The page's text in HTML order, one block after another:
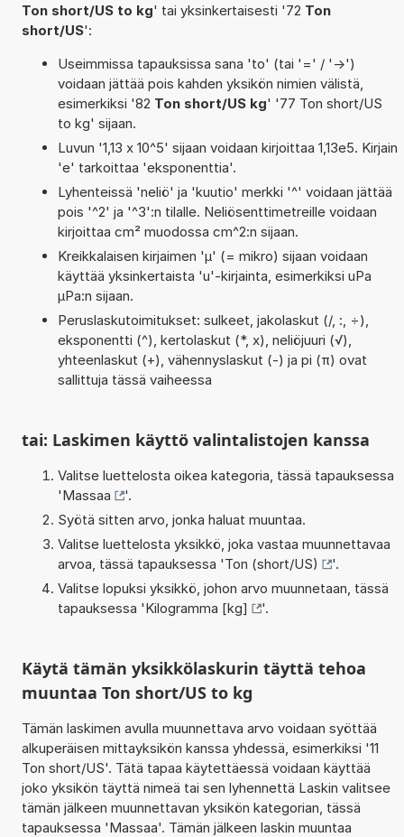
Ton short/US to kg' tai yksinkertaisesti '72 Ton
short/US':
Useimmissa tapauksissa sana 'to' (tai '=' / '->')
voidaan jättää pois kahden yksikön nimien välistä,
esimerkiksi '82 Ton short/US kg' '77 Ton short/US
to kg' sijaan.
Luvun '1,13 x 10^5' sijaan voidaan kirjoittaa 1,13e5. Kirjain
'e' tarkoittaa 'eksponenttia'.
Lyhenteissä 'neliö' ja 'kuutio' merkki '^' voidaan jättää
pois '^2' ja '^3':n tilalle. Neliösenttimetreille voidaan
kirjoittaa cm² muodossa cm^2:n sijaan.
Kreikkalaisen kirjaimen 'µ' (= mikro) sijaan voidaan
käyttää yksinkertaista 'u'-kirjainta, esimerkiksi uPa
µPa:n sijaan.
Peruslaskutoimitukset: sulkeet, jakolaskut (/, :, ÷),
eksponentti (^), kertolaskut (*, x), neliöjuuri (√),
yhteenlaskut (+), vähennyslaskut (-) ja pi (π) ovat
sallittuja tässä vaiheessa
tai: Laskimen käyttö valintalistojen kanssa
Valitse luettelosta oikea kategoria, tässä tapauksessa
'Massaa
'.
Syötä sitten arvo, jonka haluat muuntaa.
Valitse luettelosta yksikkö, joka vastaa muunnettavaa
arvoa, tässä tapauksessa 'Ton (short/US)
'.
Valitse lopuksi yksikkö, johon arvo muunnetaan, tässä
tapauksessa 'Kilogramma [kg] '.
Käytä tämän yksikkölaskurin täyttä tehoa
muuntaa Ton short/US to kg
Tämän laskimen avulla muunnettava arvo voidaan syöttää
alkuperäisen mittayksikön kanssa yhdessä, esimerkiksi '11
Ton short/US'. Tätä tapaa käytettäessä voidaan käyttää
joko yksikön täyttä nimeä tai sen lyhennettä Laskin valitsee
tämän jälkeen muunnettavan yksikön kategorian, tässä
tapauksessa 'Massaa'. Tämän jälkeen laskin muuntaa